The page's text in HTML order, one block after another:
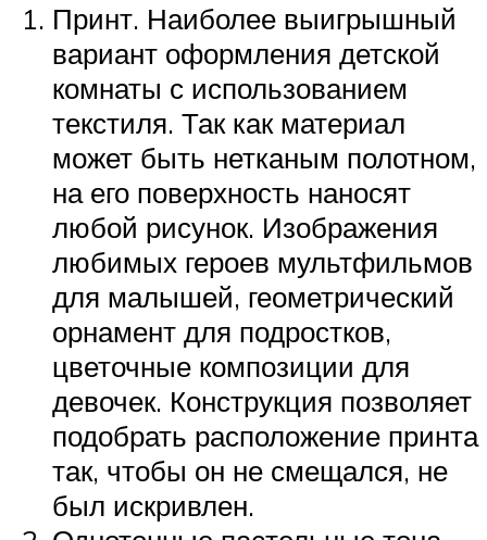
Принт. Наиболее выигрышный
вариант оформления детской
комнаты с использованием
текстиля. Так как материал
может быть нетканым полотном,
на его поверхность наносят
любой рисунок. Изображения
любимых героев мультфильмов
для малышей, геометрический
орнамент для подростков,
цветочные композиции для
девочек. Конструкция позволяет
подобрать расположение принта
так, чтобы он не смещался, не
был искривлен.